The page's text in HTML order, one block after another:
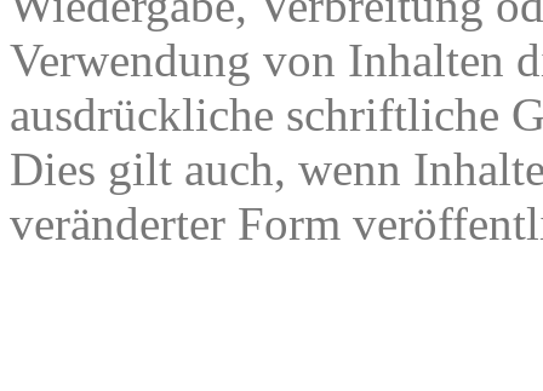
Verwendung von Inhalten
ausdrückliche schriftliche
Dies gilt auch, wenn
veränderter Form